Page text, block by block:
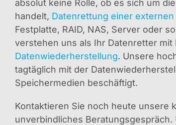
absolut keine Rolle, ob es sich um die
handelt, Datenrettung einer externen
Festplatte, RAID, NAS, Server oder
verstehen uns als Ihr Datenretter
Datenwiederherstellung. Unsere
tagtäglich mit der
Speichermedien beschäftigt.
Kontaktieren Sie noch heute unsere
unverbindliches